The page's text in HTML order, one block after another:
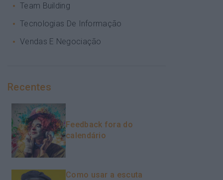
Team Building
Tecnologias De Informação
Vendas E Negociação
Recentes
Feedback fora do
calendário
Como usar a escuta